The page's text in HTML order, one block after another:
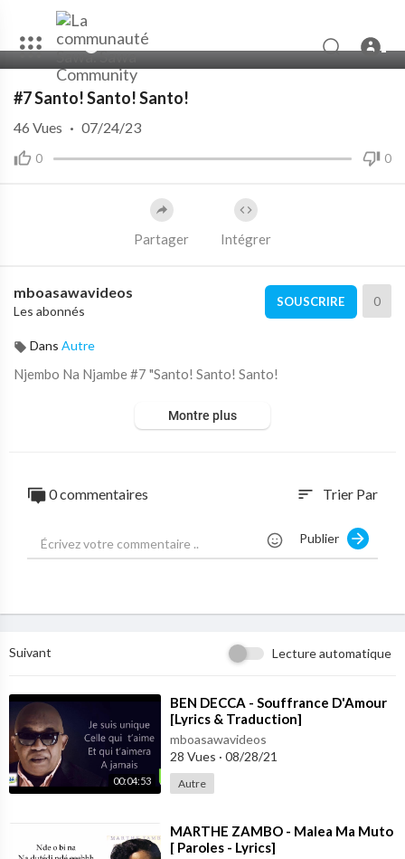
00:00 02:50
#7 Santo! Santo! Santo!
0 0
46 Vues · 07/24/23
Partager Intégrer
mboasawavideos
Les abonnés
SOUSCRIRE 0
Dans Autre
Njembo Na Njambe #7 "Santo! Santo! Santo!
Montre plus
0 commentaires sort Trier Par
Publier
Suivant Lecture automatique
00:04:53
⁣BEN DECCA - Souffrance D'Amour
[Lyrics & Traduction]
mboasawavideos
28 Vues · 08/28/21
Autre
⁣MARTHE ZAMBO - Malea Ma Muto
[ Paroles - Lyrics]